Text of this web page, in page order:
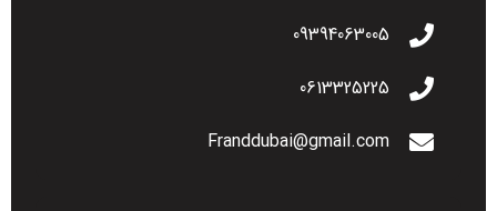
09394063005
0613325225
Franddubai@gmail.com